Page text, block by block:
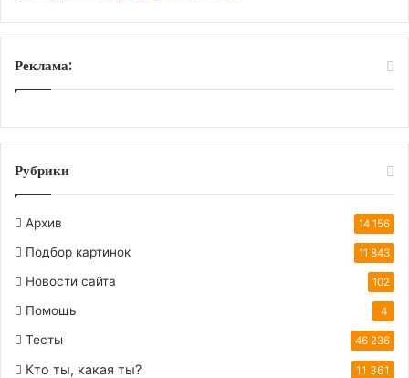
Реклама:
Рубрики
Архив 14 156
Подбор картинок 11 843
Новости сайта 102
Помощь 4
Тесты 46 236
Кто ты, какая ты? 11 361